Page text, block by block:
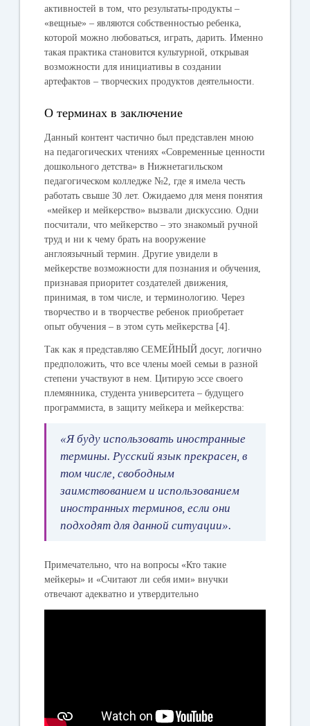
активностей в том, что результаты-продукты –
«вещные» – являются собственностью ребенка,
которой можно любоваться, играть, дарить. Именно
такая практика становится культурной, открывая
возможности для инициативы в создании
артефактов – творческих продуктов деятельности.
О терминах в заключение
Данный контент частично был представлен мною
на педагогических чтениях «Современные ценности
дошкольного детства» в Нижнетагильском
педагогическом колледже №2, где я имела честь
работать свыше 30 лет. Ожидаемо для меня понятия
«мейкер и мейкерство» вызвали дискуссию. Одни
посчитали, что мейкерство – это знакомый ручной
труд и ни к чему брать на вооружение
англоязычный термин. Другие увидели в
мейкерстве возможности для познания и обучения,
признавая приоритет создателей движения,
принимая, в том числе, и терминологию. Через
творчество и в творчестве ребенок приобретает
опыт обучения – в этом суть мейкерства [4].
Так как я представляю СЕМЕЙНЫЙ досуг, логично
предположить, что все члены моей семьи в разной
степени участвуют в нем. Цитирую эссе своего
племянника, студента университета – будущего
программиста, в защиту мейкера и мейкерства:
«Я буду использовать иностранные
термины. Русский язык прекрасен, в
том числе, свободным
заимствованием и использованием
иностранных терминов, если они
подходят для данной ситуации».
Примечательно, что на вопросы «Кто такие
мейкеры» и «Считают ли себя ими» внучки
отвечают адекватно и утвердительно